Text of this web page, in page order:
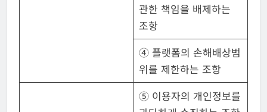
관한 책임을 배제하는
조항
④ 플랫폼의 손해배상범
위를 제한하는 조항
⑤ 이용자의 개인정보를